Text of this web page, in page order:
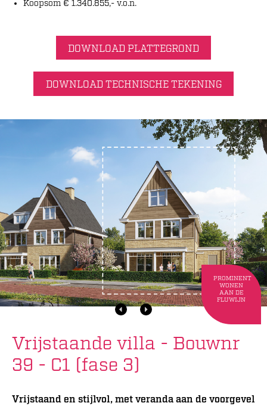
Koopsom € 1.340.855,- v.o.n.
DOWNLOAD PLATTEGROND
DOWNLOAD TECHNISCHE TEKENING
PROMINENT
WONEN
AAN DE
FLUWIJN
Vrijstaande villa - Bouwnr
39 - C1 (fase 3)
Vrijstaand en stijlvol, met veranda aan de voorgevel